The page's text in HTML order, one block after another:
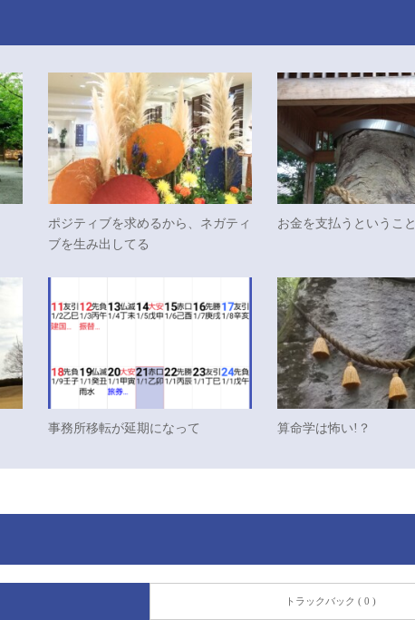
ポジティブを求めるから、ネガティ
ブを生み出してる
お金を支払うということ
事務所移転が延期になって 算命学は怖い!？
トラックバック ( 0 )